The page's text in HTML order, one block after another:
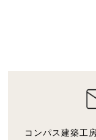
コンパス建築工